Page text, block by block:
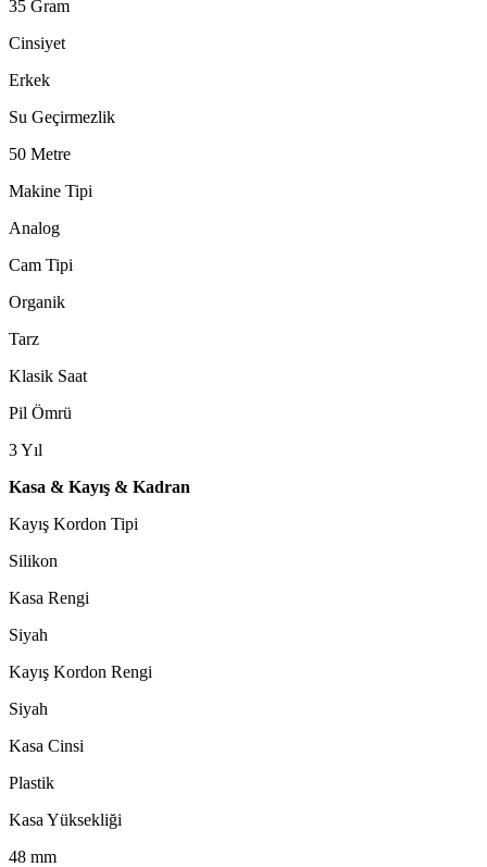
35 Gram
Cinsiyet
Erkek
Su Geçirmezlik
50 Metre
Makine Tipi
Analog
Cam Tipi
Organik
Tarz
Klasik Saat
Pil Ömrü
3 Yıl
Kasa & Kayış & Kadran
Kayış Kordon Tipi
Silikon
Kasa Rengi
Siyah
Kayış Kordon Rengi
Siyah
Kasa Cinsi
Plastik
Kasa Yüksekliği
48 mm